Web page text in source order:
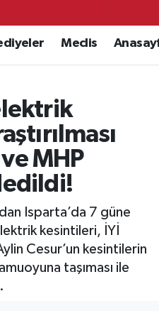
Meclis
MHP
Isparta’da 7 güne
kesintileri, İYİ
Cesur’un kesintilerin
taşıması ile
ve Fikstür